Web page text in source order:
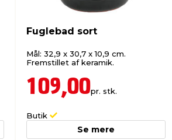
Fuglebad sort
Mål: 32,9 x 30,7 x 10,9 cm.
Fremstillet af keramik.
109,00pr. stk.
Butik
Se mere